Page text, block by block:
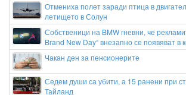
Отмениха полет заради птица в
летището в Солун
Собственици на BMW гневни, че
Brand New Day“ внезапно се появяват в
Чакан ден за пенсионерите
Седем души са убити, а 15 ранени при
Тайланд